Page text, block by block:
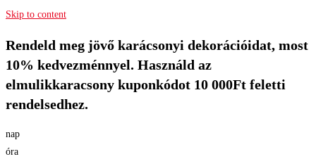
Skip to content
Rendeld meg jövő karácsonyi dekorációidat, most
10% kedvezménnyel. Használd az
elmulikkaracsony kuponkódot 10 000Ft feletti
rendelsedhez.
nap
óra